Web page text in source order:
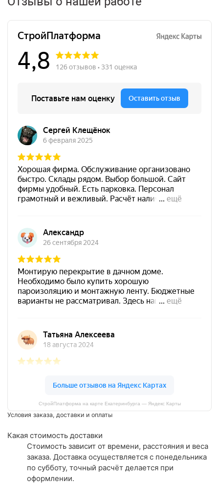
СтройПлатформа на карте Екатеринбурга — Яндекс Карты
Условия заказа, доставки и оплаты
Какая стоимость доставки
Стоимость зависит от времени, расстояния и веса
заказа. Доставка осуществляется с понедельника
по субботу, точный расчёт делается при
оформлении.